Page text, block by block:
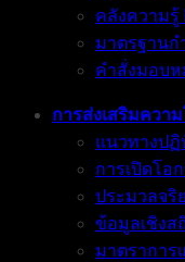
คลังความรู้
มาตรฐาน
คำสั่งมอบห
การส่งเสริมควา
แนวทางปฏิ
การเปิดโอ
ประมวลจริ
ข้อมูลเชิงส
มาตราการ